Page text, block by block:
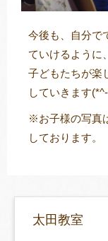
今後も、自分で
ていけるように、
子どもたちが楽
していきます
※お子様の写真
しております。
太田教室